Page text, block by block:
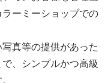
ーミーショップでの
真等の提供があった
、シンプルかつ高級